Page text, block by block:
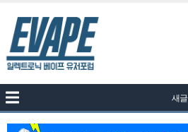
공지사항
나눔이벤트
새글